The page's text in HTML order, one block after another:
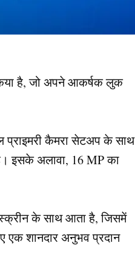
है, जो अपने आकर्षक लुक
कैमरा सेटअप के साथ
इसके अलावा, 16 MP का
के साथ आता है, जिसमें
एक शानदार अनुभव प्रदान